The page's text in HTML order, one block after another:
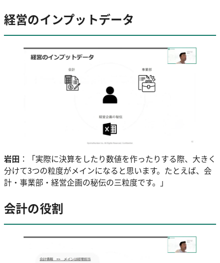
経営のインプットデータ
岩田 ：「実際に決算をしたり数値を作ったりする際、大きく
分けて3つの粒度がメインになると思います。たとえば、会
計・事業部・経営企画の秘伝の三粒度です。」
会計の役割